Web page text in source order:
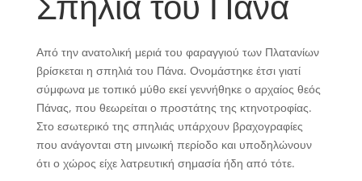
Από την ανατολική μεριά του φαραγγιού των Πλατανίων
βρίσκεται η σπηλιά του Πάνα. Ονομάστηκε έτσι γιατί
σύμφωνα με τοπικό μύθο εκεί γεννήθηκε ο αρχαίος θεός
Πάνας, που θεωρείται ο προστάτης της κτηνοτροφίας.
Στο εσωτερικό της σπηλιάς υπάρχουν βραχογραφίες
που ανάγονται στη μινωική περίοδο και υποδηλώνουν
ότι ο χώρος είχε λατρευτική σημασία ήδη από τότε.